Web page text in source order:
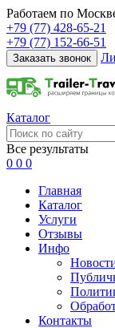
Работаем по
+79 (77) 428-65-21
+79 (77) 152-66-51
Заказать звонок
Каталог
Все результаты
0 0 0
Главная
Каталог
Услуги
Отзывы
Инфо
Контакты